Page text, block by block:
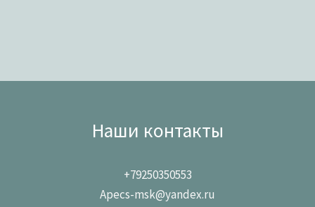
Наши контакты
+79250350553
Apecs-msk@yandex.ru